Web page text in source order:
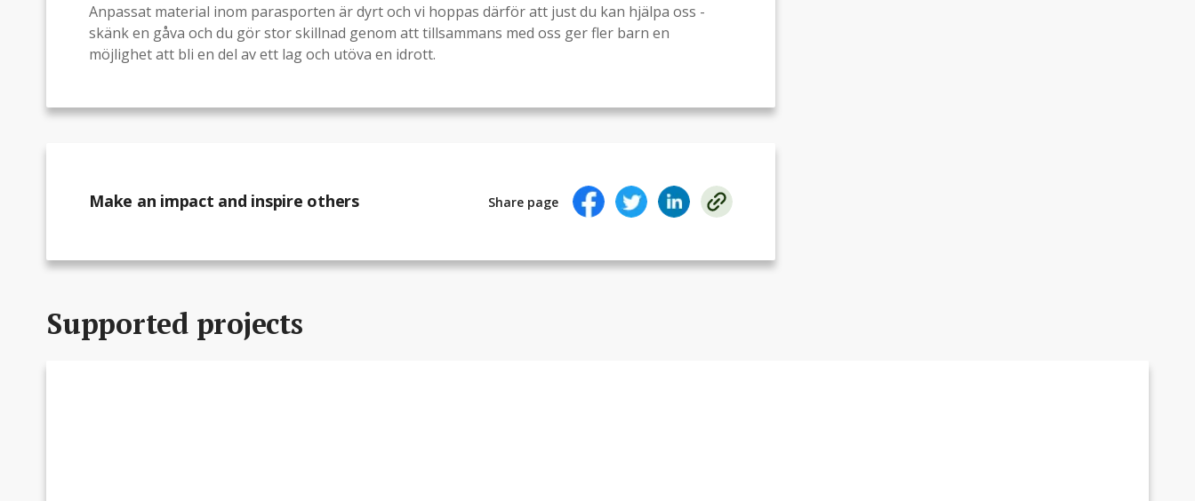
Anpassat material inom parasporten är dyrt och vi hoppas därför att just du kan hjälpa oss -
skänk en gåva och du gör stor skillnad genom att tillsammans med oss ger fler barn en
möjlighet att bli en del av ett lag och utöva en idrott.
Make an impact and inspire others Share page
Supported projects